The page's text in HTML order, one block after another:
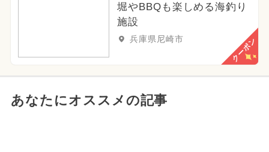
堀やBBQも楽しめる海釣り
施設
兵庫県尼崎市 クーポン
あなたにオススメの記事